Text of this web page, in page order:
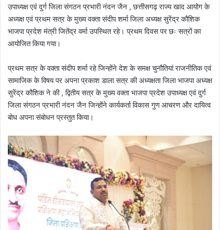
उपाध्यक्ष एवं दुर्ग जिला संगठन प्रभारी नंदन जैन , छत्तीसगढ़ राज्य खाद आयोग के
अध्यक्ष एवं प्रथम सत्र के मुख्य वक्ता संदीप शर्मा जिला अध्यक्ष सुरेंद्र कौशिक
भाजपा प्रदेश मंत्री जितेंद्र वर्मा उपस्थित रहे। प्रथम दिवस पर छः सत्रों का
आयोजित किया गया।
प्रथम सत्र के वक्ता संदीप शर्मा रहे जिन्होंने देश के समक्ष चुनौतियां राजनीतिक एवं
सामाजिक के विषय पर अपना प्रकाश डाला सत्र की अध्यक्षता जिला भाजपा अध्यक्ष
सुरेंद्र कौशिक ने की , द्वितीय सत्र के मुख्य वक्ता भाजपा प्रदेश उपाध्यक्ष एवं दुर्ग
जिला संगठन प्रभारी नंदन जैन जिन्होंने कार्यकर्ता विकास गुण आचरण और दायित्व
बोध अपना संबोधन प्रस्तुत किया।